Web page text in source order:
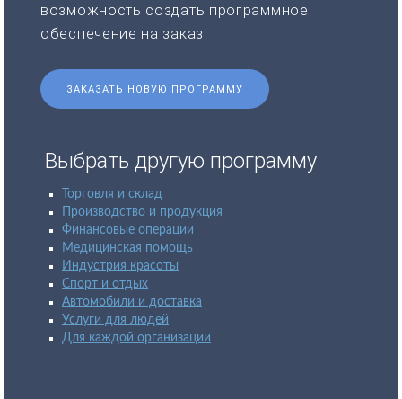
возможность создать программное
обеспечение на заказ.
ЗАКАЗАТЬ НОВУЮ ПРОГРАММУ
Выбрать другую программу
Торговля и склад
Производство и продукция
Финансовые операции
Медицинская помощь
Индустрия красоты
Спорт и отдых
Автомобили и доставка
Услуги для людей
Для каждой организации